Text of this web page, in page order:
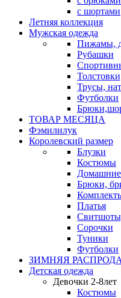
с шортами
Летняя коллекция
Мужская одежда
Пижамы,
Рубашки
Трусы,
Футболки
ТОВАР МЕСЯЦА
Фэмилилук
Королевский размер
Блузки
Костюмы
Брюки,
Платья
Сорочки
Туники
Футболки
ЗИМНЯЯ
Детская одежда
Девочки 2-8лет
Костюмы